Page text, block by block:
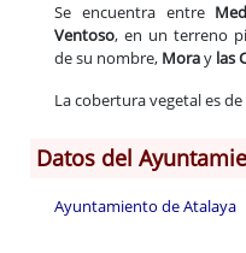
Se encuentra entre
Ventoso, en un terreno
de su nombre, Moray las
La cobertura vegetal es
Datos del
Ayuntamiento de Atalaya